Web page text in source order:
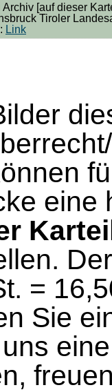
Archiv [auf dieser
Tiroler
Link
eine
=
Sie